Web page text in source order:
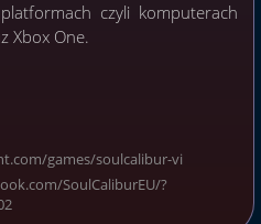
czyli komputerach
Xbox One.
games/soulcalibur-vi
SoulCaliburEU/?